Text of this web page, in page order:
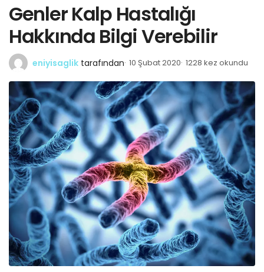
Genler Kalp Hastalığı
Hakkında Bilgi Verebilir
eniyisaglik tarafından 10 Şubat 2020 1228 kez okundu